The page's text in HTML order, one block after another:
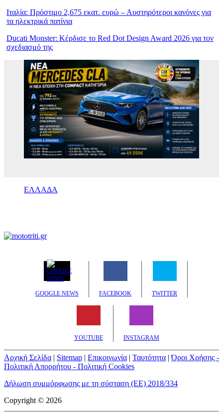
Ιταλία: Πρόστιμο 2,675 εκατ. ευρώ – Αυστηρότεροι κανόνες για
τα ηλεκτρικά πατίνια
Ducati Monster: Κέρδισε το Red Dot Design Award 2026 για τον
σχεδιασμό της
ΕΛΛΑΔΑ
GOOGLE NEWS FACEBOOK TWITTER
YOUTUBE INSTAGRAM
Αρχική Σελίδα | Sitemap | Επικοινωνία | Ταυτότητα |Όροι Χρήσης -
Πολιτική Απορρήτου - Πολιτική Cookies
Δήλωση συμμόρφωσης με τη σύσταση (ΕΕ) 2018/334
Copyright © 2026